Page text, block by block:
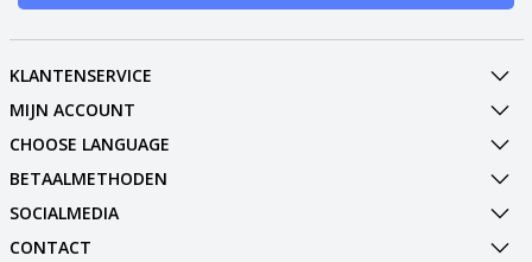
KLANTENSERVICE
MIJN ACCOUNT
CHOOSE LANGUAGE
BETAALMETHODEN
SOCIALMEDIA
CONTACT